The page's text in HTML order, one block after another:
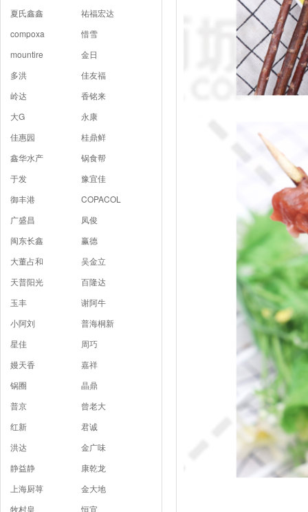
夏氏鑫鑫
祐福宏达
compoxa
惜雪
mountire
金日
多洪
佳友福
岭达
香铭来
大G
永康
佳惠园
桂鼎鲜
鑫华水产
锅食帮
于发
豫宜佳
御丰港
COPACOL
广盛昌
凤俊
闽东长鑫
赢德
大董占和
吴金立
天普阳光
百隆达
玉丰
谢阿牛
小阿刘
普海桐新
星佳
周巧
嫚天香
嘉祥
锅圈
晶鼎
普京
曾老大
红新
君诚
洪达
金广味
静益静
康乾龙
上海厨荨
金大地
牧村皇
恒宜